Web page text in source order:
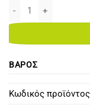
XEROX WC3550
ΒΆΡΟΣ
Κωδικός